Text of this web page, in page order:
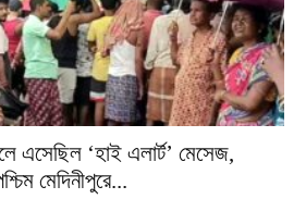
‘হাই এলার্ট’ মেসেজ,
মেদিনীপুরে...